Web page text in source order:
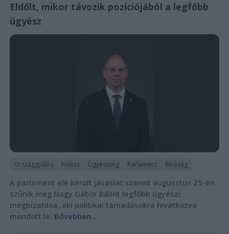
Eldőlt, mikor távozik pozíciójából a legfőbb
ügyész
Országgyűlés Fidesz Ügyészség Parlament Bíróság
A parlament elé került javaslat szerint augusztus 25-én
szűnik meg Nagy Gábor Bálint legfőbb ügyészi
megbízatása, aki politikai támadásokra hivatkozva
mondott le. Bővebben...